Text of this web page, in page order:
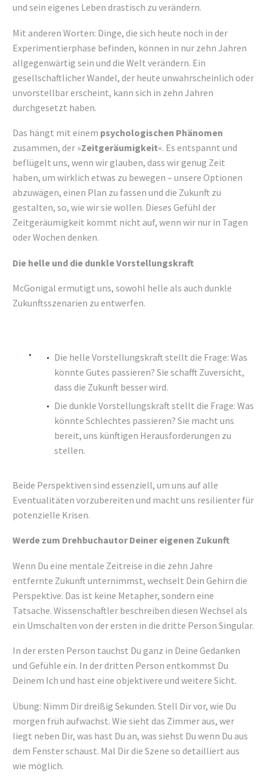
und sein eigenes Leben drastisch zu verändern.
Mit anderen Worten: Dinge, die sich heute noch in der
Experimentierphase befinden, können in nur zehn Jahren
allgegenwärtig sein und die Welt verändern. Ein
gesellschaftlicher Wandel, der heute unwahrscheinlich oder
unvorstellbar erscheint, kann sich in zehn Jahren
durchgesetzt haben.
Das hängt mit einem psychologischen Phänomen
zusammen, der »Zeitgeräumigkeit«. Es entspannt und
beflügelt uns, wenn wir glauben, dass wir genug Zeit
haben, um wirklich etwas zu bewegen – unsere Optionen
abzuwägen, einen Plan zu fassen und die Zukunft zu
gestalten, so, wie wir sie wollen. Dieses Gefühl der
Zeitgeräumigkeit kommt nicht auf, wenn wir nur in Tagen
oder Wochen denken.
Die helle und die dunkle Vorstellungskraft
McGonigal ermutigt uns, sowohl helle als auch dunkle
Zukunftsszenarien zu entwerfen.
Die helle Vorstellungskraft stellt die Frage: Was
könnte Gutes passieren? Sie schafft Zuversicht,
dass die Zukunft besser wird.
Die dunkle Vorstellungskraft stellt die Frage: Was
könnte Schlechtes passieren? Sie macht uns
bereit, uns künftigen Herausforderungen zu
stellen.
Beide Perspektiven sind essenziell, um uns auf alle
Eventualitäten vorzubereiten und macht uns resilienter für
potenzielle Krisen.
Werde zum Drehbuchautor Deiner eigenen Zukunft
Wenn Du eine mentale Zeitreise in die zehn Jahre
entfernte Zukunft unternimmst, wechselt Dein Gehirn die
Perspektive. Das ist keine Metapher, sondern eine
Tatsache. Wissenschaftler beschreiben diesen Wechsel als
ein Umschalten von der ersten in die dritte Person Singular.
In der ersten Person tauchst Du ganz in Deine Gedanken
und Gefühle ein. In der dritten Person entkommst Du
Deinem Ich und hast eine objektivere und weitere Sicht.
Übung: Nimm Dir dreißig Sekunden. Stell Dir vor, wie Du
morgen früh aufwachst. Wie sieht das Zimmer aus, wer
liegt neben Dir, was hast Du an, was siehst Du wenn Du aus
dem Fenster schaust. Mal Dir die Szene so detailliert aus
wie möglich.